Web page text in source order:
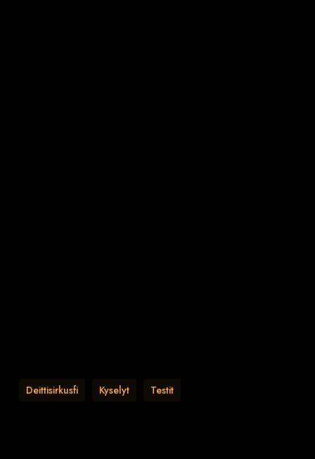
Deittisirkusfi Kyselyt Testit